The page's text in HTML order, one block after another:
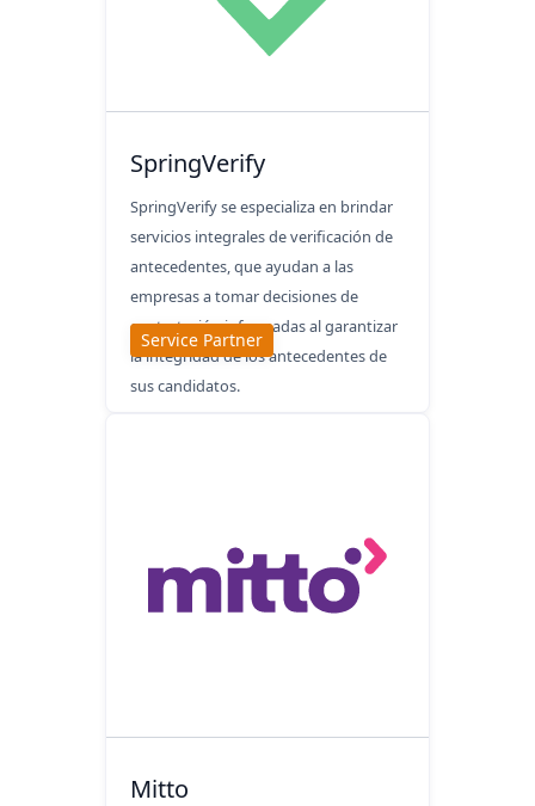
SpringVerify
SpringVerify se especializa en brindar
servicios integrales de verificación de
antecedentes, que ayudan a las
empresas a tomar decisiones de
contratación informadas al garantizar
la integridad de los antecedentes de
sus candidatos.
Service Partner
Mitto